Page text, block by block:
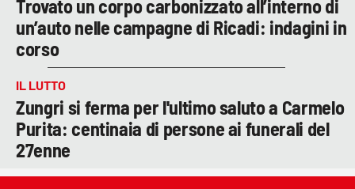
Trovato un corpo carbonizzato all’interno di
un’auto nelle campagne di Ricadi: indagini in
corso
IL LUTTO
Zungri si ferma per l'ultimo saluto a Carmelo
Purita: centinaia di persone ai funerali del
27enne